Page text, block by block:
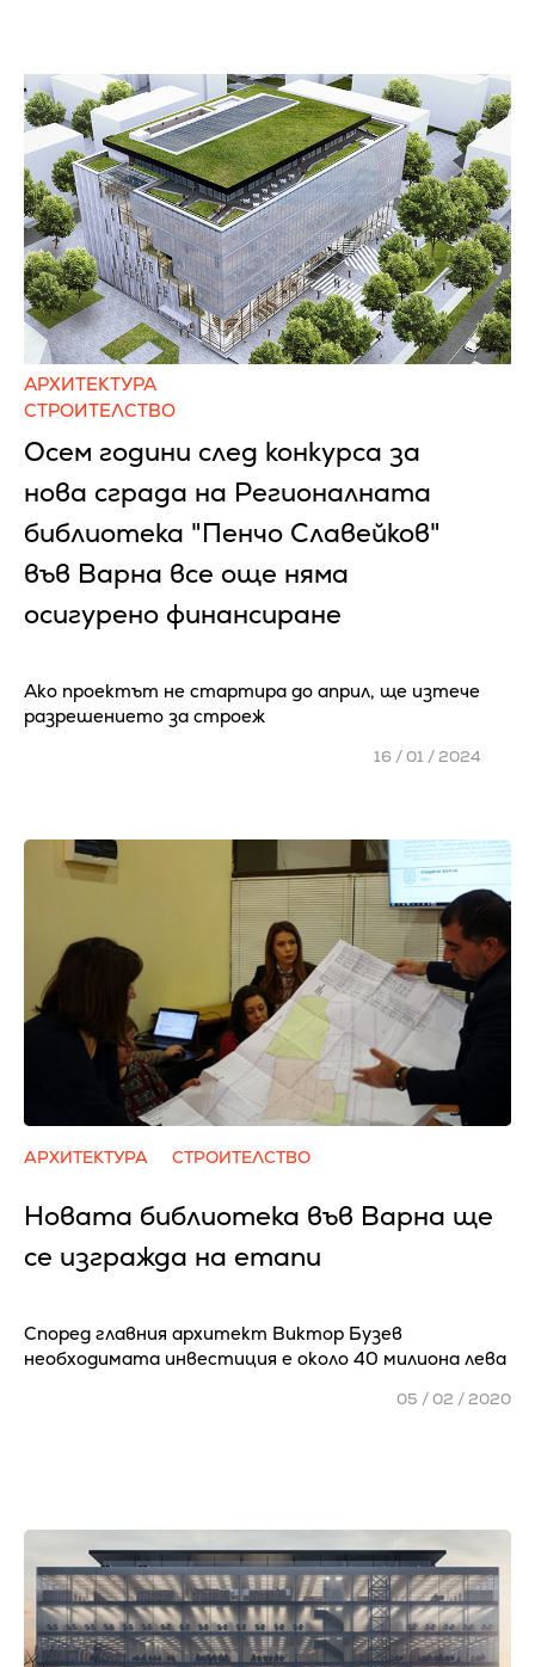
АРХИТЕКТУРА
СТРОИТЕЛСТВО
Осем години след конкурса за
нова сграда на Регионалната
библиотека "Пенчо Славейков"
във Варна все още няма
осигурено финансиране
Ако проектът не стартира до април, ще изтече
разрешението за строеж
16 / 01 / 2024
АРХИТЕКТУРА СТРОИТЕЛСТВО
Новата библиотека във Варна ще
се изгражда на етапи
Според главния архитект Виктор Бузев
необходимата инвестиция е около 40 милиона лева
05 / 02 / 2020